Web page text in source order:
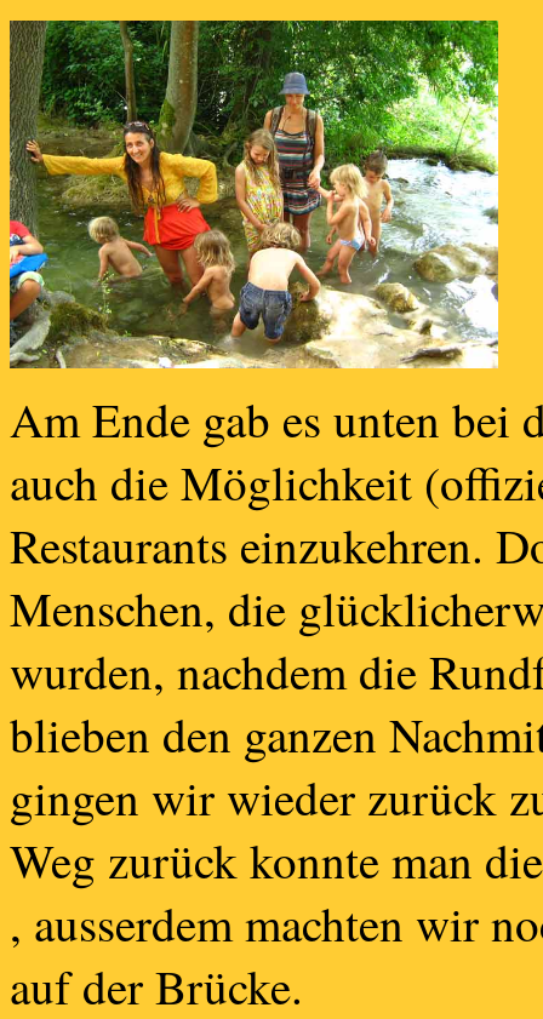
Am Ende gab es unten bei
auch die Möglichkeit
Restaurants einzukehren.
Menschen, die
wurden, nachdem die
blieben den ganzen
gingen wir wieder zurück
Weg zurück konnte man
, ausserdem machten wir
auf der Brücke.